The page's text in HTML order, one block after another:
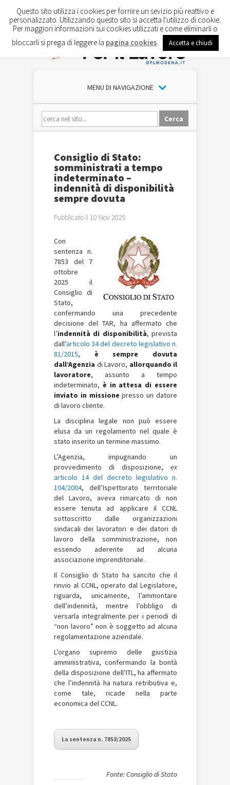
MENU DI NAVIGAZIONE
Consiglio di Stato:
somministrati a tempo
indeterminato –
indennità di disponibilità
sempre dovuta
Pubblicato il 10 Nov 2025
Con
sentenza n.
7853 del 7
ottobre
2025 il
Consiglio di
Stato,
confermando una precedente
decisione del TAR, ha affermato che
l’indennità di disponibilità, prevista
dall’articolo 34 del decreto legislativo n.
81/2015, è sempre dovuta
dall’Agenzia di Lavoro, allorquando il
lavoratore, assunto a tempo
indeterminato, è in attesa di essere
inviato in missione presso un datore
di lavoro cliente.
La disciplina legale non può essere
elusa da un regolamento nel quale è
stato inserito un termine massimo.
L’Agenzia, impugnando un
provvedimento di disposizione, ex
articolo 14 del decreto legislativo n.
104/2004, dell’Ispettorato territoriale
del Lavoro, aveva rimarcato di non
essere tenuta ad applicare il CCNL
sottoscritto dalle organizzazioni
sindacali dei lavoratori e dei datori di
lavoro della somministrazione, non
essendo aderente ad alcuna
associazione imprenditoriale.
Il Consiglio di Stato ha sancito che il
rinvio al CCNL, operato dal Legislatore,
riguarda, unicamente, l’ammontare
dell’indennità, mentre l’obbligo di
versarla integralmente per i periodi di
“non lavoro” non è soggetto ad alcuna
regolamentazione aziendale.
L’organo supremo delle giustizia
amministrativa, confermando la bontà
della disposizione dell’ITL, ha affermato
che l’indennità ha natura retributiva e,
come tale, ricade nella parte
economica del CCNL.
La sentenza n. 7853/2025
Fonte: Consiglio di Stato
Questo sito utilizza i cookies per fornire un sevizio più reattivo e
personalizzato. Utilizzando questo sito si accetta l'utilizzo di cookie.
Per maggiori informazioni sui cookies utilizzati e come eliminarli o
bloccarli si prega di leggere la pagina cookies Accetta e chiudi